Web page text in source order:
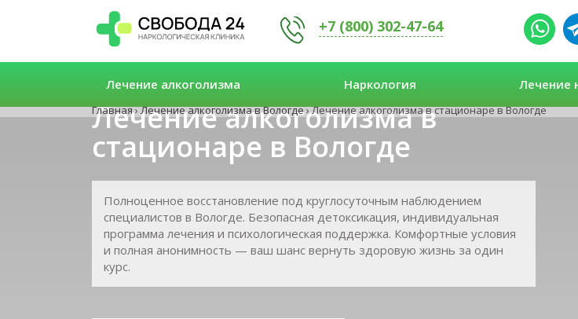
+7 (800) 302-47-64
Лечение алкоголизма Наркология Лечение
Главная›Лечение алкоголизма в Вологде›Лечение алкоголизма в стационаре в Вологде
Лечение алкоголизма в
стационаре в Вологде
Полноценное восстановление под круглосуточным наблюдением
специалистов в Вологде. Безопасная детоксикация, индивидуальная
программа лечения и психологическая поддержка. Комфортные условия
и полная анонимность — ваш шанс вернуть здоровую жизнь за один
курс.